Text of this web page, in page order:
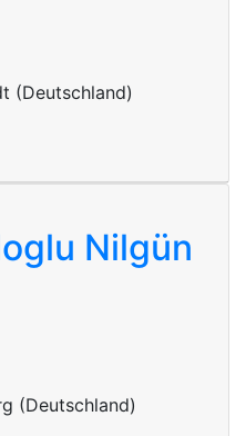
(Deutschland)
Nilgün
(Deutschland)